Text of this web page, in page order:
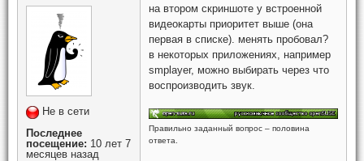
Не в сети
Последнее
посещение: 10 лет 7
месяцев назад
на втором скриншоте у встроенной
видеокарты приоритет выше (она
первая в списке). менять пробовал?
в некоторых приложениях, например
smplayer, можно выбирать через что
воспроизводить звук.
Правильно заданный вопрос – половина
ответа.